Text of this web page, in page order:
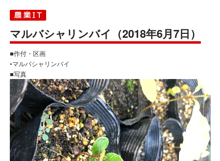
マルバシャリンバイ（2018年6月7日）
■作付・区画
•マルバシャリンバイ
■写真